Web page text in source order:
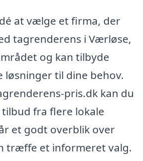
at vælge et firma, der
tagrenderens i Værløse,
og kan tilbyde
til dine behov.
pris.dk kan du
fra flere lokale
et godt overblik over
træffe et informeret valg.